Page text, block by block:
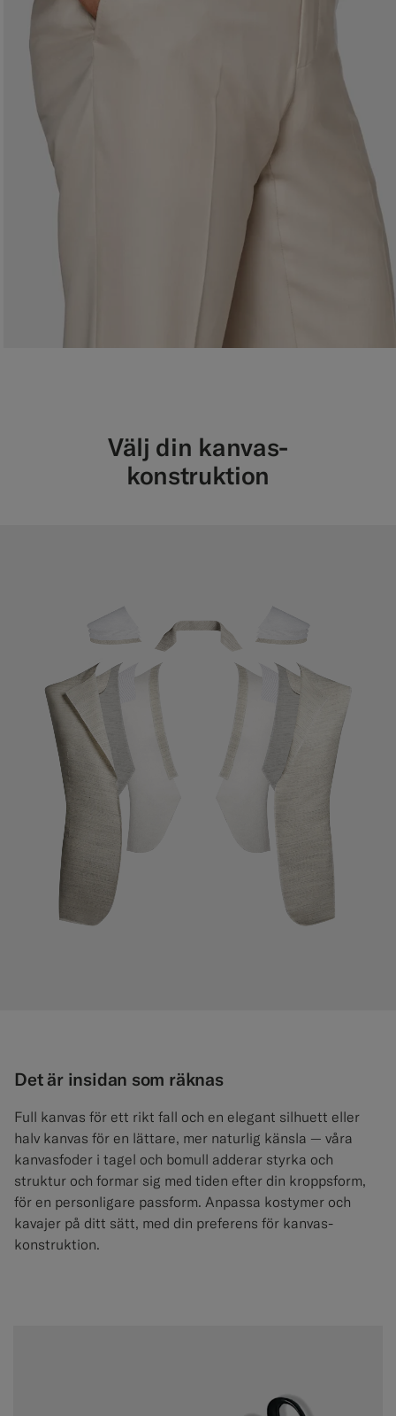
Välj din kanvas-
konstruktion
Det är insidan som räknas
Full kanvas för ett rikt fall och en elegant silhuett eller
halv kanvas för en lättare, mer naturlig känsla — våra
kanvasfoder i tagel och bomull adderar styrka och
struktur och formar sig med tiden efter din kroppsform,
för en personligare passform. Anpassa kostymer och
kavajer på ditt sätt, med din preferens för kanvas-
konstruktion.